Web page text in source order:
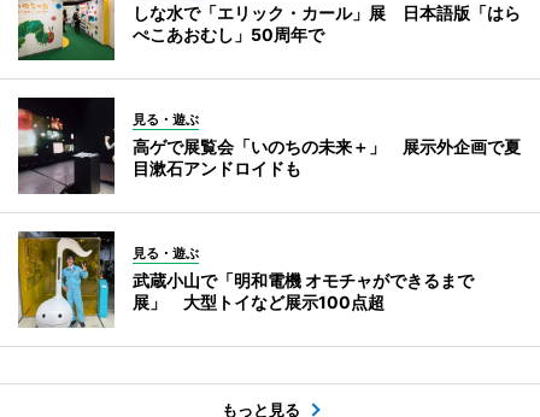
しな水で「エリック・カール」展 日本語版「はら
ぺこあおむし」50周年で
見る・遊ぶ
高ゲで展覧会「いのちの未来＋」 展示外企画で夏
目漱石アンドロイドも
見る・遊ぶ
武蔵小山で「明和電機 オモチャができるまで
展」 大型トイなど展示100点超
もっと見る